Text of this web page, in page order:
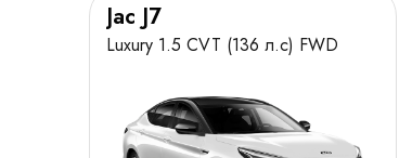
Jac J7
Luxury 1.5 CVT (136 л.с) FWD